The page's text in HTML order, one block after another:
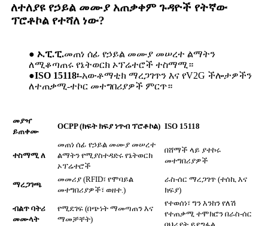
ለተለያዩ የኃይል መሙያ አጠቃቀም ጉዳዮች የትኛው
ፕሮቶኮል የተሻለ ነው?
● ኦ.ፒ.ፒ.መጠነ ሰፊ የኃይል መሙያ መሠረተ ልማትን
ለሚቆጣጠሩ የኔትወርክ ኦፕሬተሮች ተስማሚ።
●ISO 15118፡-አውቶማቲክ ማረጋገጥን እና የV2G ችሎታዎችን
ለተጠቃሚ-ተኮር መተግበሪያዎች ምርጥ።
መያዣ
ይጠቀሙ
OCPP (ክፍት ክፍያ ነጥብ ፕሮቶኮል) ISO 15118
ተስማሚ ለ
መጠነ ሰፊ የኃይል መሙያ መሠረተ
ልማትን የሚያስተዳድሩ የኔትወርክ
ኦፕሬተሮች
በሸማች ላይ ያተኮሩ
መተግበሪያዎች
ማረጋገጫ
መመሪያ (RFID፣ የሞባይል
መተግበሪያዎች፣ ወዘተ.)
ራስ-ሰር ማረጋገጥ (ተሰኪ እና
ክፍያ)
ብልጥ ባትሪ
መሙላት
የሚደገፍ (በጭነት ማመጣጠን እና
ማመቻቸት)
የተወሰነ፣ ግን እንከን የለሽ
የተጠቃሚ ተሞክሮን በራስ-ሰር